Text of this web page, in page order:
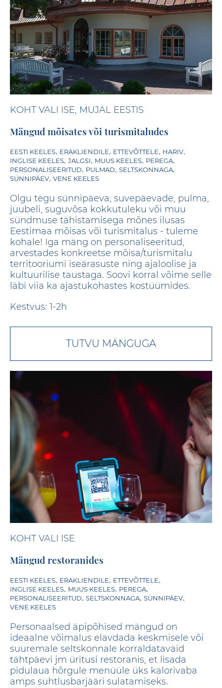
KOHT VALI ISE, MUJAL EESTIS
Mängud mõisates või turismitaludes
EESTI KEELES, ERAKLIENDILE, ETTEVÕTTELE, HARIV,
INGLISE KEELES, JALGSI, MUUS KEELES, PEREGA,
PERSONALISEERITUD, PULMAD, SELTSKONNAGA,
SÜNNIPÄEV, VENE KEELES
Olgu tegu sünnipäeva, suvepäevade, pulma,
juubeli, suguvõsa kokkutuleku või muu
sündmuse tähistamisega mõnes ilusas
Eestimaa mõisas või turismitalus - tuleme
kohale! Iga mäng on personaliseeritud,
arvestades konkreetse mõisa/turismitalu
territooriumi iseärasuste ning ajaloolise ja
kultuurilise taustaga. Soovi korral võime selle
läbi viia ka ajastukohastes kostüümides.
Kestvus: 1-2h
TUTVU MÄNGUGA
KOHT VALI ISE
Mängud restoranides
EESTI KEELES, ERAKLIENDILE, ETTEVÕTTELE,
INGLISE KEELES, MUUS KEELES, PEREGA,
PERSONALISEERITUD, SELTSKONNAGA, SÜNNIPÄEV,
VENE KEELES
Personaalsed äpipõhised mängud on
ideaalne võimalus elavdada keskmisele või
suuremale seltskonnale korraldatavaid
tähtpäevi jm üritusi restoranis, et lisada
pidulaua hõrgule menüüle üks kalorivaba
amps suhtlusbarjääri sulatamiseks.